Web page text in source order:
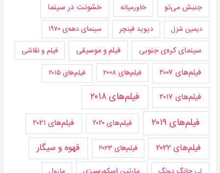
جنبش می‌تو خاورمیانه خشونت در سینما
دیمین شزل دیوید فینچر سینمای دهه‌ی ۱۹۷۰
سینمای کره‌ی جنوبی فیلم و موسیقی فیلم و نقاشی
فیلم‌های ۲۰۰۷ فیلم‌های ۲۰۰۸ فیلم‌های ۲۰۱۵
فیلم‌های ۲۰۱۷
فیلم‌های ۲۰۱۸
فیلم‌های ۲۰۱۹
فیلم‌های ۲۰۲۰ فیلم‌های ۲۰۲۱
فیلم‌های ۲۰۲۲ فیلم‌های ۲۰۲۳ قهوه و سیگار